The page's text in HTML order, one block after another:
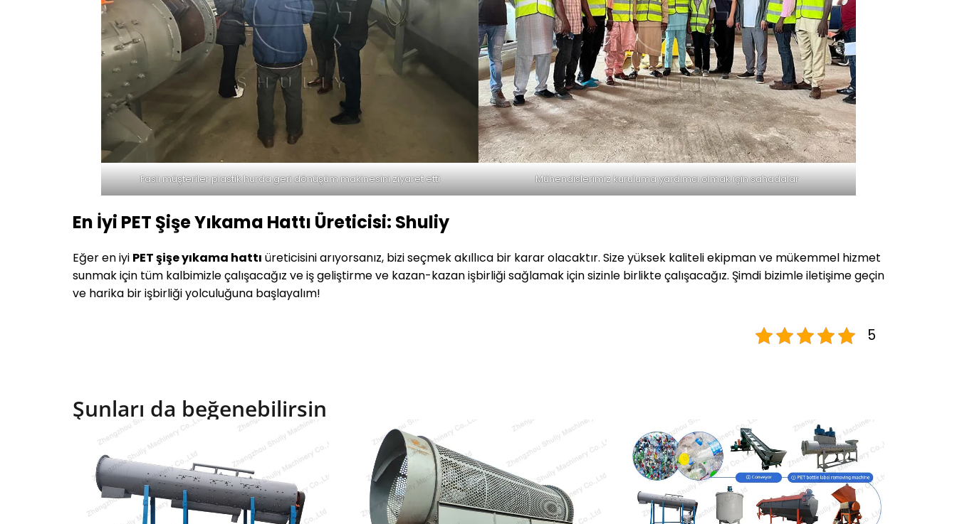
Faslı müşteriler plastik hurda geri dönüşüm makinesini ziyaret etti Mühendislerimiz kuruluma yardımcı olmak için sahadalar
En İyi PET Şişe Yıkama Hattı Üreticisi: Shuliy
Eğer en iyi PET şişe yıkama hattı üreticisini arıyorsanız, bizi seçmek akıllıca bir karar olacaktır. Size yüksek kaliteli ekipman ve mükemmel hizmet
sunmak için tüm kalbimizle çalışacağız ve iş geliştirme ve kazan-kazan işbirliği sağlamak için sizinle birlikte çalışacağız. Şimdi bizimle iletişime geçin
ve harika bir işbirliği yolculuğuna başlayalım!
5
Şunları da beğenebilirsin